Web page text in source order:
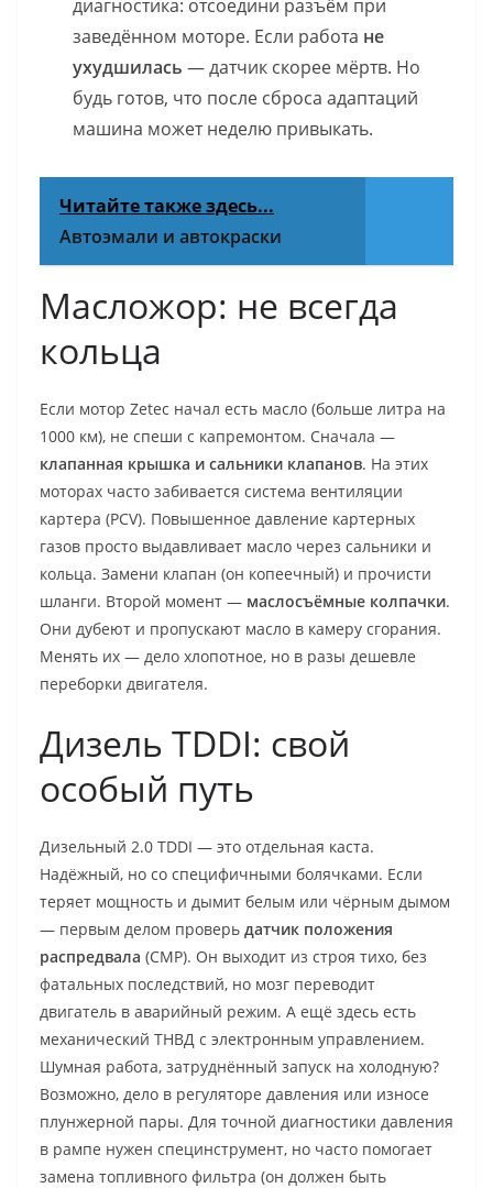
диагностика: отсоедини разъём при
заведённом моторе. Если работа не
ухудшилась — датчик скорее мёртв. Но
будь готов, что после сброса адаптаций
машина может неделю привыкать.
Читайте также здесь...
Автоэмали и автокраски
Масложор: не всегда
кольца
Если мотор Zetec начал есть масло (больше литра на
1000 км), не спеши с капремонтом. Сначала —
клапанная крышка и сальники клапанов. На этих
моторах часто забивается система вентиляции
картера (PCV). Повышенное давление картерных
газов просто выдавливает масло через сальники и
кольца. Замени клапан (он копеечный) и прочисти
шланги. Второй момент — маслосъёмные колпачки.
Они дубеют и пропускают масло в камеру сгорания.
Менять их — дело хлопотное, но в разы дешевле
переборки двигателя.
Дизель TDDI: свой
особый путь
Дизельный 2.0 TDDI — это отдельная каста.
Надёжный, но со специфичными болячками. Если
теряет мощность и дымит белым или чёрным дымом
— первым делом проверь датчик положения
распредвала (CMP). Он выходит из строя тихо, без
фатальных последствий, но мозг переводит
двигатель в аварийный режим. А ещё здесь есть
механический ТНВД с электронным управлением.
Шумная работа, затруднённый запуск на холодную?
Возможно, дело в регуляторе давления или износе
плунжерной пары. Для точной диагностики давления
в рампе нужен специнструмент, но часто помогает
замена топливного фильтра (он должен быть